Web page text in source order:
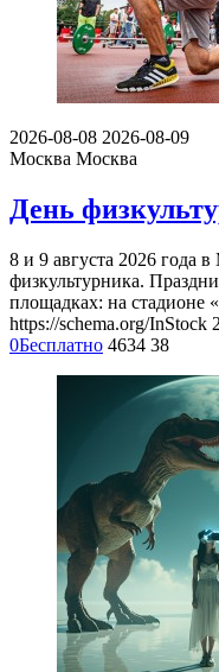
2026-08-08 2026-08-09
Москва Москва
День
8 и 9 августа 2026 года
физкультурника.
площадках: на
https://schema.org/InStock
0Бесплатно 4634 38